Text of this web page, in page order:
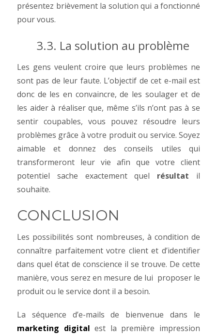
présentez brièvement la solution qui a fonctionné
pour vous.
3.3. La solution au problème
Les gens veulent croire que leurs problèmes ne
sont pas de leur faute. L’objectif de cet e-mail est
donc de les en convaincre, de les soulager et de
les aider à réaliser que, même s’ils n’ont pas à se
sentir coupables, vous pouvez résoudre leurs
problèmes grâce à votre produit ou service. Soyez
aimable et donnez des conseils utiles qui
transformeront leur vie afin que votre client
potentiel sache exactement quel résultat il
souhaite.
CONCLUSION
Les possibilités sont nombreuses, à condition de
connaître parfaitement votre client et d’identifier
dans quel état de conscience il se trouve. De cette
manière, vous serez en mesure de lui proposer le
produit ou le service dont il a besoin.
La séquence d’e-mails de bienvenue dans le
marketing digital est la première impression